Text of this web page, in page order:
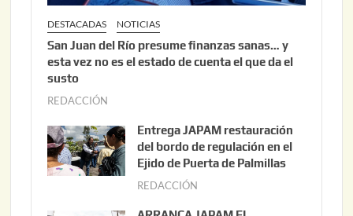
DESTACADAS NOTICIAS
San Juan del Río presume finanzas sanas… y
esta vez no es el estado de cuenta el que da el
susto
REDACCIÓN
o
s
t
Entrega JAPAM restauración
del bordo de regulación en el
Ejido de Puerta de Palmillas
REDACCIÓN